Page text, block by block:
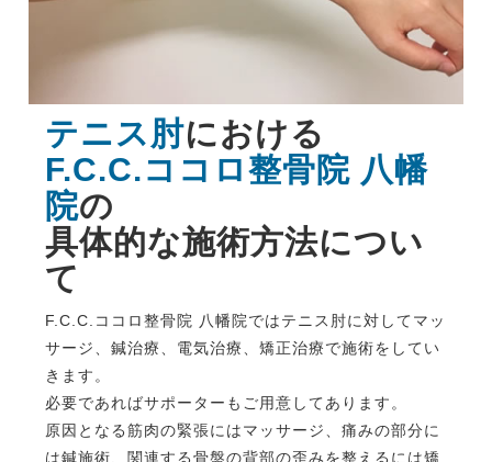
テニス肘における
F.C.C.ココロ整骨院 八幡
院の
具体的な施術方法につい
て
F.C.C.ココロ整骨院 八幡院ではテニス肘に対してマッ
サージ、鍼治療、電気治療、矯正治療で施術をしてい
きます。
必要であればサポーターもご用意してあります。
原因となる筋肉の緊張にはマッサージ、痛みの部分に
は鍼施術、関連する骨盤の背部の歪みを整えるには矯